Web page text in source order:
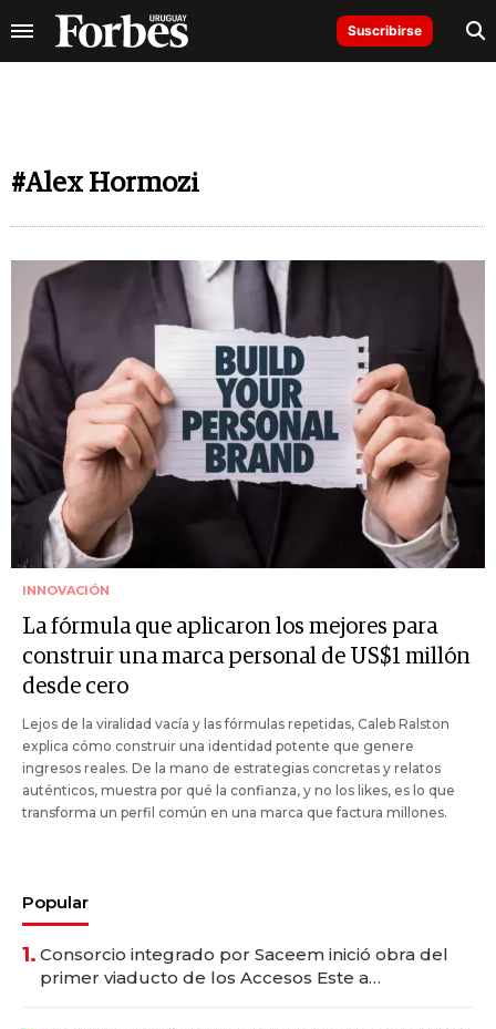
Suscribirse
#Alex Hormozi
INNOVACIÓN
La fórmula que aplicaron los mejores para
construir una marca personal de US$1 millón
desde cero
Lejos de la viralidad vacía y las fórmulas repetidas, Caleb Ralston
explica cómo construir una identidad potente que genere
ingresos reales. De la mano de estrategias concretas y relatos
auténticos, muestra por qué la confianza, y no los likes, es lo que
transforma un perfil común en una marca que factura millones.
Popular
1. Consorcio integrado por Saceem inició obra del
primer viaducto de los Accesos Este a